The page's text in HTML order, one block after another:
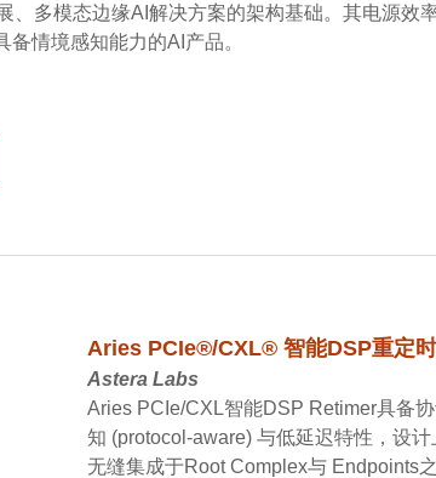
多模态边缘AI解决方案的架构基础。其电源效率
情境感知能力的AI产品。
Aries PCIe®/CXL® 智能DSP重定
Astera Labs
Aries PCIe/CXL智能DSP Retimer具备
知 (protocol-aware) 与低延迟特性，设计
无缝集成于Root Complex与 Endpoints之